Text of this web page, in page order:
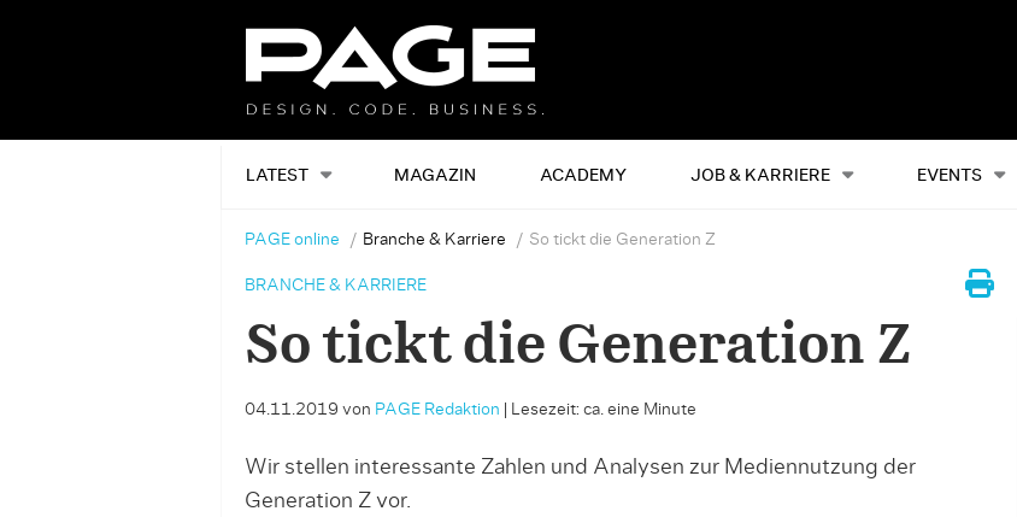
LATEST MAGAZIN ACADEMY JOB & KARRIERE EVENTS
Alles Events
PAGE online Branche & Karriere So tickt die Generation Z
BRANCHE & KARRIERE
So tickt die Generation Z
04.11.2019 von PAGE Redaktion Lesezeit: ca. eine Minute
Wir stellen interessante Zahlen und Analysen zur Mediennutzung der
Generation Z vor.